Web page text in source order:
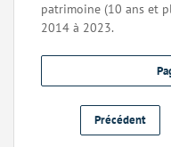
patrimoine (10 ans et
2014 à 2023.
Précédent